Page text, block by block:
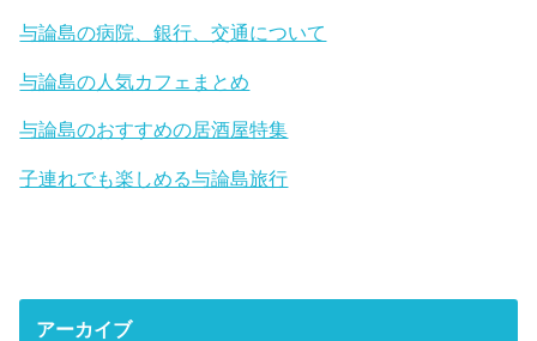
与論島の病院、銀行、交通について
与論島の人気カフェまとめ
与論島のおすすめの居酒屋特集
子連れでも楽しめる与論島旅行
アーカイブ